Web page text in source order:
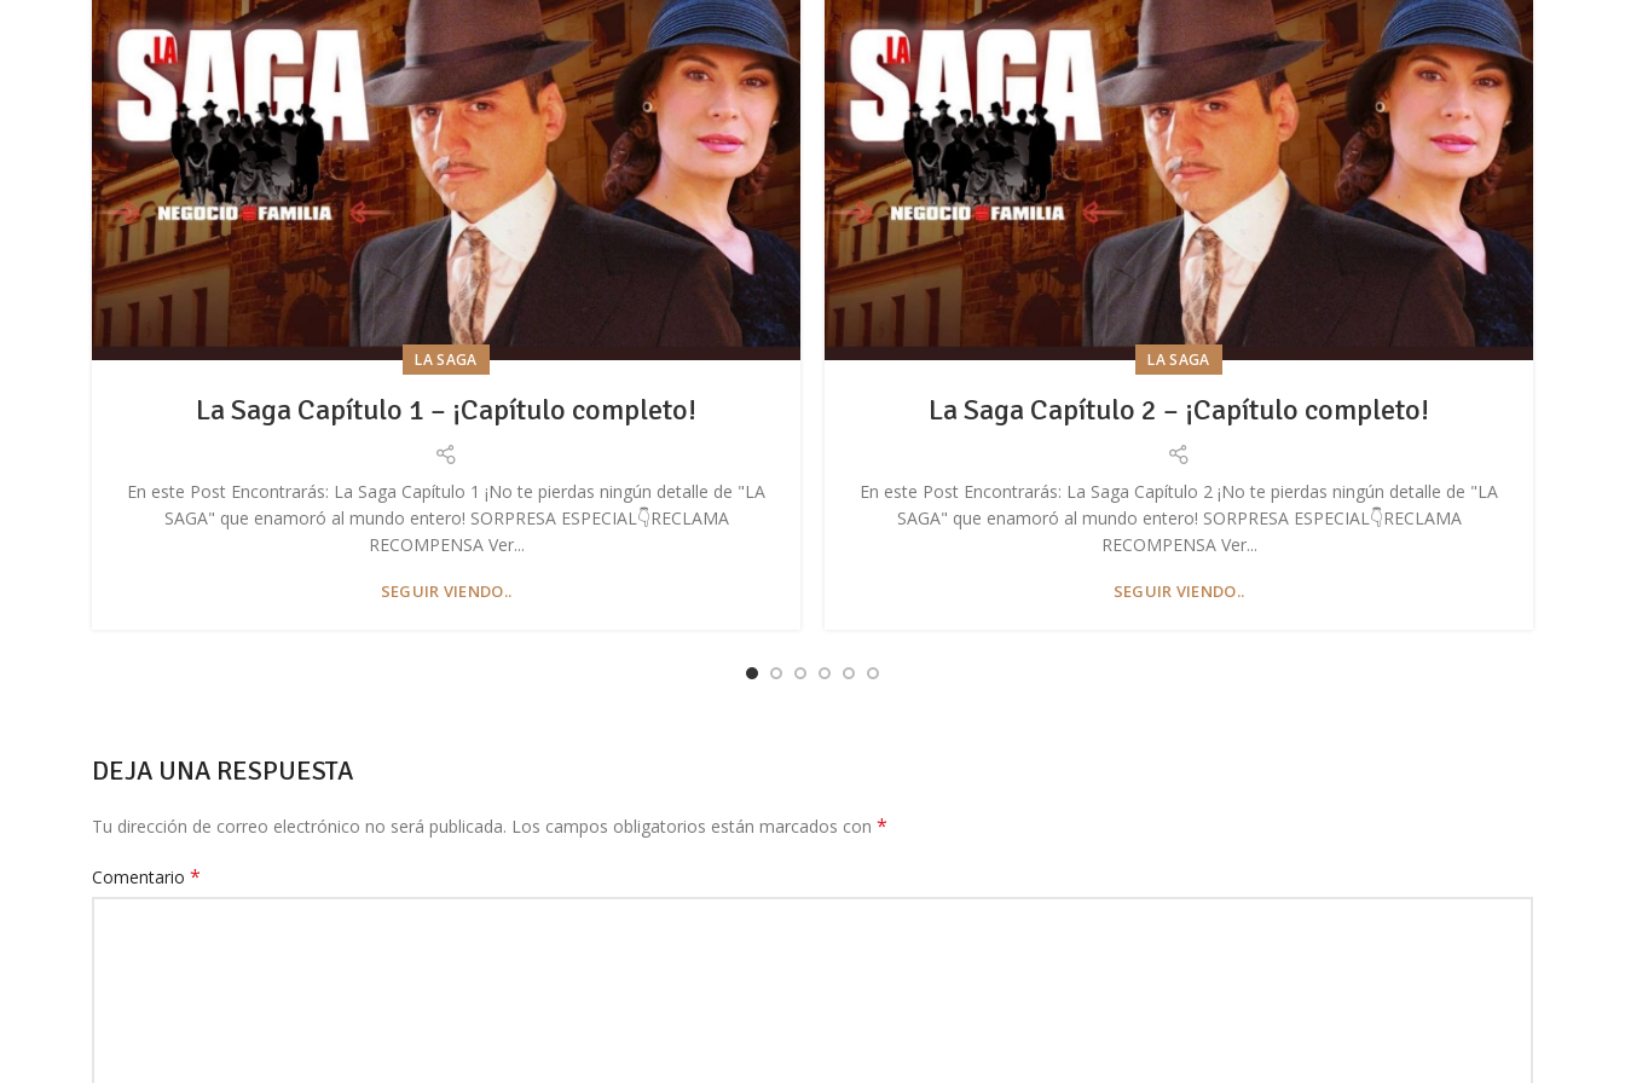
LA SAGA
La Saga Capítulo 1 – ¡Capítulo completo!
En este Post Encontrarás: La Saga Capítulo 1 ¡No te pierdas ningún detalle de "LA
SAGA" que enamoró al mundo entero! SORPRESA ESPECIAL👇RECLAMA
RECOMPENSA Ver...
SEGUIR VIENDO..
LA SAGA
La Saga Capítulo 2 – ¡Capítulo completo!
En este Post Encontrarás: La Saga Capítulo 2 ¡No te pierdas ningún detalle de "LA
SAGA" que enamoró al mundo entero! SORPRESA ESPECIAL👇RECLAMA
RECOMPENSA Ver...
SEGUIR VIENDO..
DEJA UNA RESPUESTA
Tu dirección de correo electrónico no será publicada. Los campos obligatorios están marcados con *
Comentario *